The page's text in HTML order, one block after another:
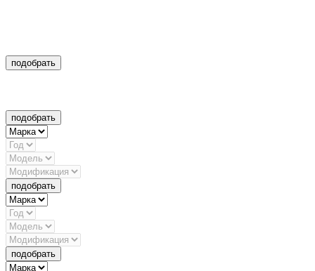
подобрать
подобрать
подобрать
подобрать